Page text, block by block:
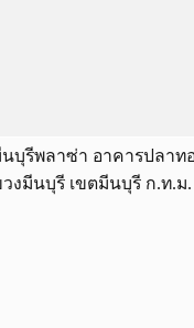
บุรีพลาซ่า อาคารปลาท
งมีนบุรี เขตมีนบุรี ก.ท.ม.